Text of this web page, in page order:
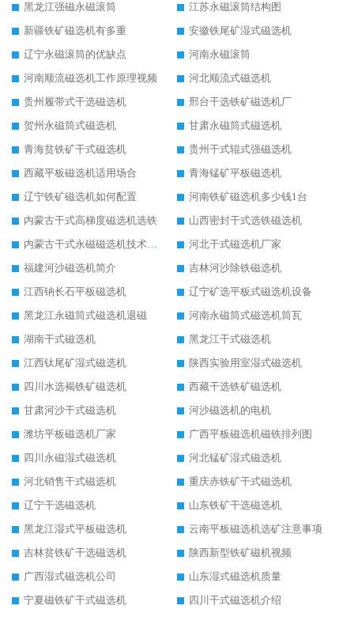
黑龙江强磁永磁滚筒
江苏永磁滚筒结构图
新疆铁矿磁选机有多重
安徽铁尾矿湿式磁选机
辽宁永磁滚筒的优缺点
河南永磁滚筒
河南顺流磁选机工作原理视频
河北顺流式磁选机
贵州履带式干选磁选机
邢台干选铁矿磁选机厂
贺州永磁筒式磁选机
甘肃永磁筒式磁选机
青海贫铁矿干式磁选机
贵州干式辊式强磁选机
西藏平板磁选机适用场合
青海锰矿平板磁选机
辽宁铁矿磁选机如何配置
河南铁矿磁选机多少钱1台
内蒙古干式高梯度磁选机选铁
山西密封干式选铁磁选机
内蒙古干式永磁磁选机技术要求
河北干式磁选机厂家
福建河沙磁选机简介
吉林河沙除铁磁选机
江西钠长石平板磁选机
辽宁矿选平板式磁选机设备
黑龙江永磁筒式磁选机退磁
河南永磁筒式磁选机筒瓦
湖南干式磁选机
黑龙江干式磁选机
江西钛尾矿湿式磁选机
陕西实验用室湿式磁选机
四川水选褐铁矿磁选机
西藏干选铁矿磁选机
甘肃河沙干式磁选机
河沙磁选机的电机
潍坊平板磁选机厂家
广西平板磁选机磁铁排列图
四川永磁湿式磁选机
河北锰矿湿式磁选机
河北销售干式磁选机
重庆赤铁矿干式磁选机
辽宁干选磁选机
山东铁矿干选磁选机
黑龙江湿式平板磁选机
云南平板磁选机选矿注意事项
吉林贫铁矿干选磁选机
陕西新型铁矿磁机视频
广西湿式磁选机公司
山东湿式磁选机质量
宁夏磁铁矿干式磁选机
四川干式磁选机介绍